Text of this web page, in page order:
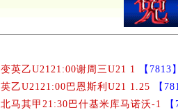
变英乙U2121:00谢周三U21 1
【
英乙U2121:00巴恩斯利U21 1.25
【
北马其甲21:30巴什基米库马诺沃-1